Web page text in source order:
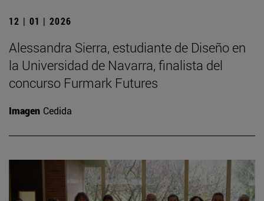
12 | 01 | 2026
Alessandra Sierra, estudiante de Diseño en
la Universidad de Navarra, finalista del
concurso Furmark Futures
Imagen Cedida